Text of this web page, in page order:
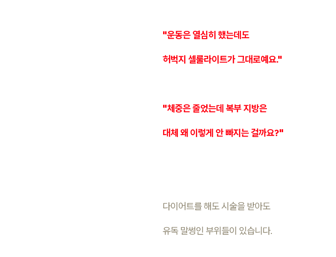
"운동은 열심히 했는데도
허벅지 셀룰라이트가 그대로예요."
"체중은 줄었는데 복부 지방은
대체 왜 이렇게 안 빠지는 걸까요?"
다이어트를 해도 시술을 받아도
유독 말썽인 부위들이 있습니다.